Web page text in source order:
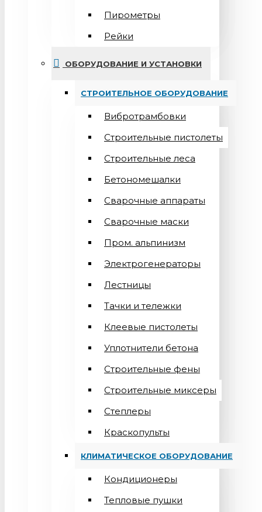
Пирометры
Рейки
ОБОРУДОВАНИЕ И УСТАНОВКИ
СТРОИТЕЛЬНОЕ ОБОРУДОВАНИЕ
Вибротрамбовки
Строительные пистолеты
Строительные леса
Бетономешалки
Сварочные аппараты
Cварочные маски
Пром. альпинизм
Электрогенераторы
Лестницы
Тачки и тележки
Клеевые пистолеты
Уплотнители бетона
Строительные фены
Строительные миксеры
Степлеры
Краскопульты
КЛИМАТИЧЕСКОЕ ОБОРУДОВАНИЕ
Кондиционеры
Teпловые пушки